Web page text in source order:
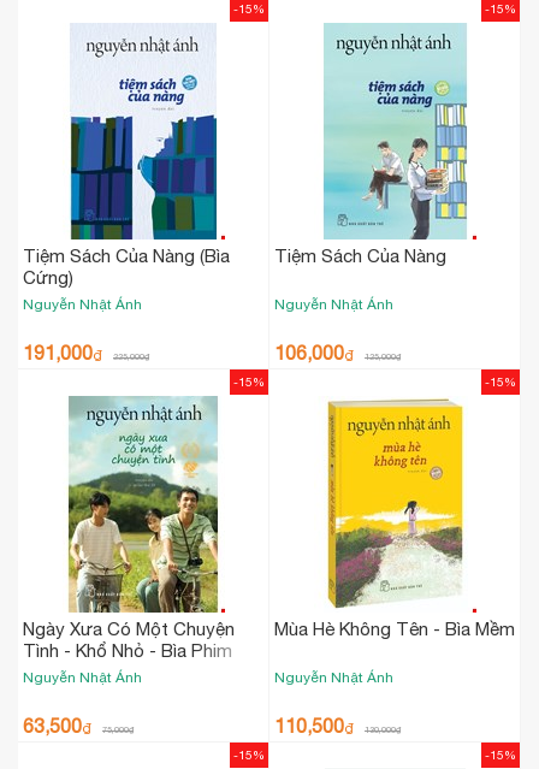
Tiệm Sách Của Nàng (Bìa
Cứng)
Nguyễn Nhật Ánh
191,000₫ 225,000₫
-15%
Tiệm Sách Của Nàng
Nguyễn Nhật Ánh
106,000₫ 125,000₫
-15%
Ngày Xưa Có Một Chuyện
Tình - Khổ Nhỏ - Bìa Phim
Nguyễn Nhật Ánh
63,500₫ 75,000₫
-15%
Mùa Hè Không Tên - Bìa Mềm
Nguyễn Nhật Ánh
110,500₫ 130,000₫
-15%
-15% -15%